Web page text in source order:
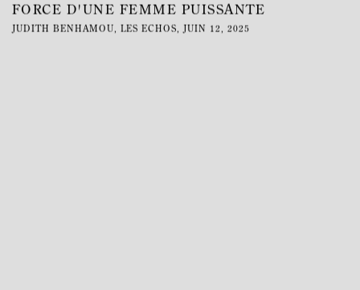
FORCE D'UNE FEMME PUISSANTE
JUDITH BENHAMOU, LES ECHOS, JUIN 12, 2025